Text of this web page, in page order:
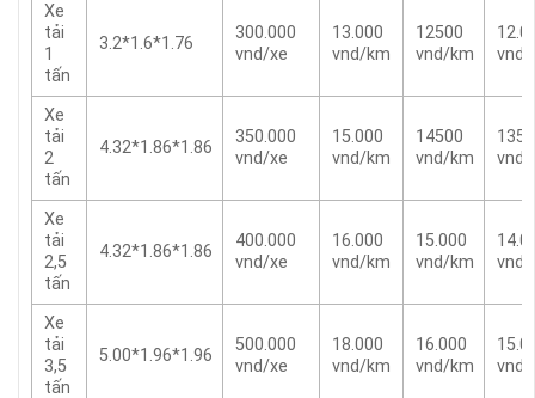
Xe
tải
1
tấn
3.2*1.6*1.76
300.000
vnd/xe
13.000
vnd/km
12500
vnd/km
vnd/
Xe
tải
2
tấn
4.32*1.86*1.86
350.000
vnd/xe
15.000
vnd/km
14500
vnd/km
vnd/
Xe
tải
2,5
tấn
4.32*1.86*1.86
400.000
vnd/xe
16.000
vnd/km
15.000
vnd/km
vnd/
Xe
tải
3,5
tấn
5.00*1.96*1.96
500.000
vnd/xe
18.000
vnd/km
16.000
vnd/km
vnd/